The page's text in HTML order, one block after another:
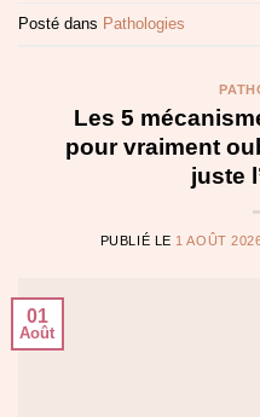
Posté dans Pathologies
Les 5
pour vraiment
juste
PUBLIÉ LE 1 AOÛT
01
Août